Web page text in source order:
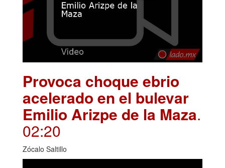
Provoca choque ebrio
acelerado en el bulevar
Emilio Arizpe de la Maza.
02:20
Zócalo Saltillo